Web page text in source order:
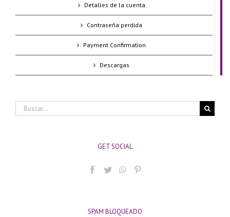
Detalles de la cuenta
Contraseña perdida
Payment Confirmation
Descargas
Buscar:
GET SOCIAL
SPAM BLOQUEADO